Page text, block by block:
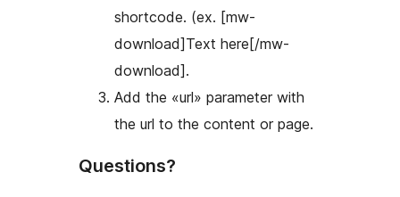
shortcode. (ex. [mw-
download]Text here[/mw-
download].
Add the «url» parameter with
the url to the content or page.
Questions?